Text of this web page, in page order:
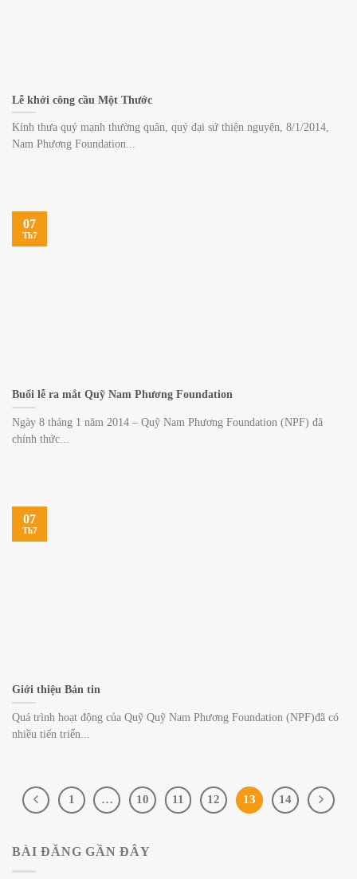
Lễ khởi công cầu Một Thước
Kính thưa quý mạnh thường quân, quý đại sứ thiện nguyện, 8/1/2014,
Nam Phương Foundation...
Buổi lễ ra mắt Quỹ Nam Phương Foundation
Ngày 8 tháng 1 năm 2014 – Quỹ Nam Phương Foundation (NPF) đã
chính thức...
07
Th7
Giới thiệu Bản tin
Quá trình hoạt động của Quỹ Quỹ Nam Phương Foundation (NPF)đã có
nhiều tiến triển...
07
Th7
1 … 10 11 12 13 14
BÀI ĐĂNG GẦN ĐÂY